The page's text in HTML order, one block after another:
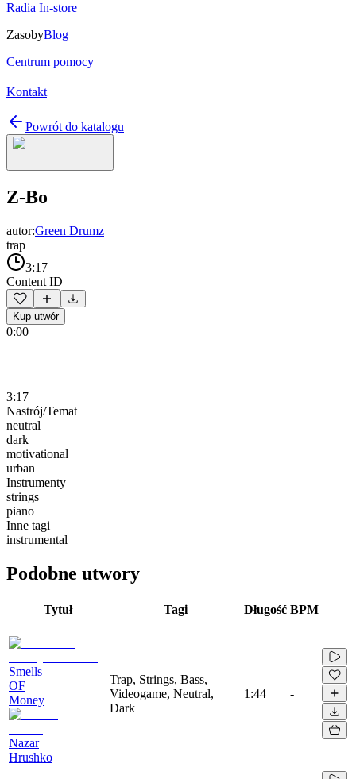
Radia In-store
ZasobyBlog
Centrum pomocy
Kontakt
Powrót do katalogu
Z-Bo
autor:Green Drumz
trap
3:17
Content ID
Kup utwór
0:00
3:17
Nastrój/Temat
neutral
dark
motivational
urban
Instrumenty
strings
piano
Inne tagi
instrumental
Podobne utwory
Tytuł Tagi Długość BPM
Smells
OF
Money
Nazar
Hrushko
Trap, Strings, Bass,
Videogame, Neutral,
Dark
1:44 -